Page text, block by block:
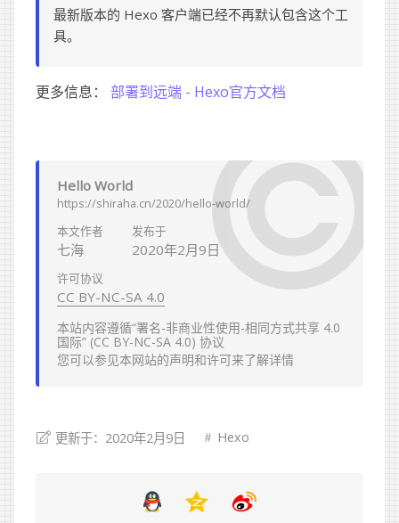
最新版本的 Hexo 客户端已经不再默认包含这个工
具。
更多信息： 部署到远端 - Hexo官方文档
Hello World
https://shiraha.cn/2020/hello-world/
本文作者
七海
发布于
2020年2月9日
许可协议
CC BY-NC-SA 4.0
本站内容遵循“署名-非商业性使用-相同方式共享 4.0
国际” (CC BY-NC-SA 4.0) 协议
您可以参见本网站的声明和许可来了解详情
更新于：2020年2月9日 Hexo